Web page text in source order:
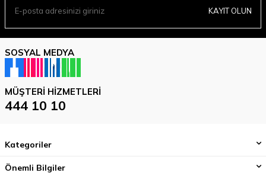
KAYIT OLUN
SOSYAL MEDYA
MÜŞTERI HIZMETLERI
444 10 10
Kategoriler
Önemli Bilgiler